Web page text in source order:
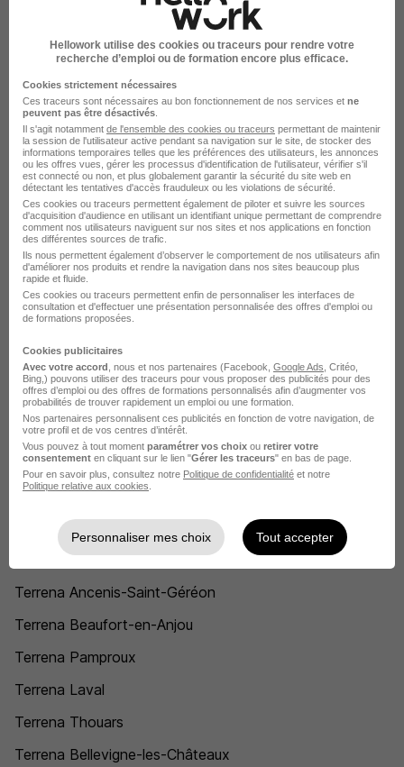
Le Recrutement chez Terrena dans le
domaine Agroalimentaire
Terrena Commercial bovins
Terrena Conducteur de moulin
Terrena Meunier
Postuler chez Terrena par Métier
Chauffeur citerne Terrena
Technico-commercial nutrition animale Terrena
Vendeur conseil Terrena
Agent de collecte Terrena
Chauffeur routier Terrena
Voir plus
Voir toutes les offres par métier chez Terrena
L'emploi chez Terrena par Ville
Terrena Ancenis-Saint-Géréon
Terrena Beaufort-en-Anjou
Terrena Pamproux
Terrena Laval
Terrena Thouars
Terrena Bellevigne-les-Châteaux
Hellowork utilise des cookies ou traceurs pour rendre votre
recherche d’emploi ou de formation encore plus efficace.
Cookies strictement nécessaires
Ces traceurs sont nécessaires au bon fonctionnement de nos services et ne
peuvent pas être désactivés
Il s'agit notamment de l'ensemble des cookies ou traceurs permettant de maintenir
la session de l'utilisateur active pendant sa navigation sur le site, de stocker des
informations temporaires telles que les préférences des utilisateurs, les annonces
ou les offres vues, gérer les processus d'identification de l'utilisateur, vérifier s'il
est connecté ou non, et plus globalement garantir la sécurité du site web en
détectant les tentatives d'accès frauduleux ou les violations de sécurité.
Ces cookies ou traceurs permettent également de piloter et suivre les sources
d'acquisition d'audience en utilisant un identifiant unique permettant de comprendre
comment nos utilisateurs naviguent sur nos sites et nos applications en fonction
des différentes sources de trafic.
Ils nous permettent également d’observer le comportement de nos utilisateurs afin
d'améliorer nos produits et rendre la navigation dans nos sites beaucoup plus
rapide et fluide.
Ces cookies ou traceurs permettent enfin de personnaliser les interfaces de
consultation et d'effectuer une présentation personnalisée des offres d'emploi ou
de formations proposées.
Cookies publicitaires
Avec votre accord , nous et nos partenaires (Facebook, Google Ads , Critéo,
Bing,) pouvons utiliser des traceurs pour vous proposer des publicités pour des
offres d’emploi ou des offres de formations personnalisés afin d’augmenter vos
probabilités de trouver rapidement un emploi ou une formation.
Nos partenaires personnalisent ces publicités en fonction de votre navigation, de
votre profil et de vos centres d’intérêt.
Vous pouvez à tout moment paramétrer vos choix ou retirer votre
consentement en cliquant sur le lien "Gérer les traceurs" en bas de page.
Pour en savoir plus, consultez notre Politique de confidentialité et notre
Politique relative aux cookies
Personnaliser mes choix Tout accepter